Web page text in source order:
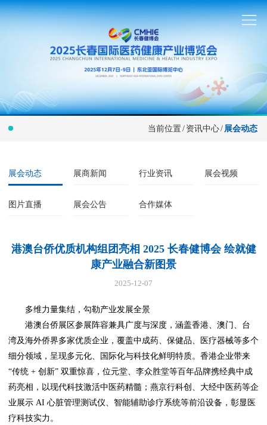
当前位置/资讯中心/展会动态
展会动态 展商新闻 行业资讯 展会视频
图片直播 展会公告 合作媒体
港澳台侨优质机构组团亮相 2025 长春健博会 绘就健
康产业融合新图景
2025-12-07
多维力量集结，勾勒产业发展全景
港澳台侨展区参展阵容兼具广度与深度，涵盖香港、澳门、台
湾及海外侨界多家优质企业，覆盖中成药、保健品、医疗器械等多个
细分领域，呈现多元化、国际化与科技化鲜明特质。香港企业带来
“传统 + 创新” 双重惊喜，位元堂、李众胜堂等百年品牌携经典中成
药亮相，以现代科技激活中医药精髓；燕京行科创、大经中医药等企
业展示 AI 心脏管理测试仪、智能辅助诊疗系统等前沿设备，彰显医
疗科技实力。